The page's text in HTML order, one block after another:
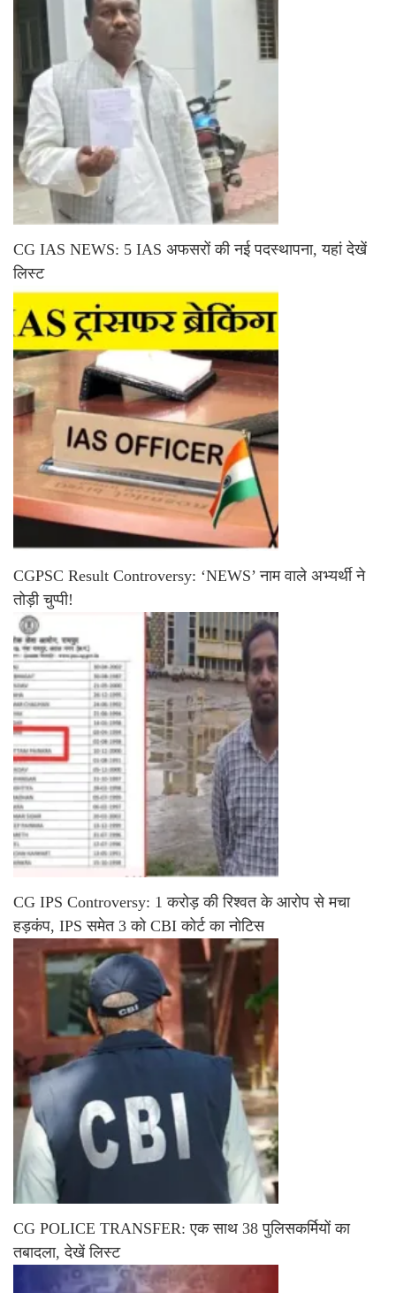
CG IAS NEWS: 5 IAS अफसरों की नई पदस्थापना, यहां देखें
लिस्ट
CGPSC Result Controversy: ‘NEWS’ नाम वाले अभ्यर्थी ने
तोड़ी चुप्पी!
CG IPS Controversy: 1 करोड़ की रिश्वत के आरोप से मचा
हड़कंप, IPS समेत 3 को CBI कोर्ट का नोटिस
CG POLICE TRANSFER: एक साथ 38 पुलिसकर्मियों का
तबादला, देखें लिस्ट